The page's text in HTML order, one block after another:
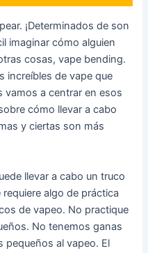
¡Determinados de son
imaginar cómo alguien
cosas, vape bending.
increíbles de vape que
vamos a centrar en esos
cómo llevar a cabo
y ciertas son más
llevar a cabo un truco
algo de práctica
de vapeo. No practique
No tenemos ganas
pequeños al vapeo. El